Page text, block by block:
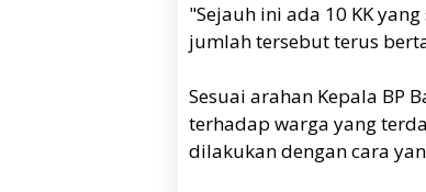
"Sejauh ini ada 10 KK
jumlah tersebut terus
Sesuai arahan Kepala BP
terhadap warga yang
dilakukan dengan cara